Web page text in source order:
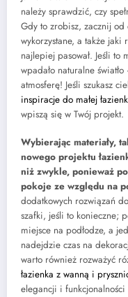
należy sprawdzić, czy
Gdy to zrobisz, zacznij
wykorzystane, a także
najlepiej pasował. Jeśli
wpadało naturalne
atmosferę! Jeśli szukasz
inspiracje do małej
wpiszą się w Twój projekt.
Wybierając materiały,
nowego projektu
niż zwykle, ponieważ
pokoje ze względu na
dodatkowych rozwiązań
szafki, jeśli to konieczne;
miejsce na podłodze, a
nadejdzie czas na
warto również rozważyć
łazienka z wanną i
elegancji i